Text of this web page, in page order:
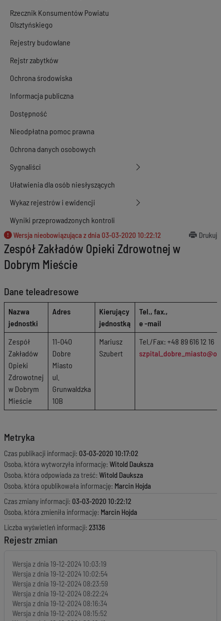
Rzecznik Konsumentów Powiatu
Olsztyńskiego
Rejestry budowlane
Rejstr zabytków
Ochrona środowiska
Informacja publiczna
Dostępność
Nieodpłatna pomoc prawna
Ochrona danych osobowych
Sygnaliści
Ułatwienia dla osób niesłyszących
Wykaz rejestrów i ewidencji
Wyniki przeprowadzonych kontroli
Wersja nieobowiązująca z dnia 03-03-2020 10:22:12 Drukuj
Zespół Zakładów Opieki Zdrowotnej w
Dobrym Mieście
Dane teleadresowe
Nazwa
jednostki
Adres
Kierujący
jednostką
Tel., fax.,
e -mail
Zespół
Zakładów
Opieki
Zdrowotnej
w Dobrym
Mieście
11-040
Dobre
Miasto
ul.
Grunwaldzka
10B
Mariusz
Szubert
Tel./Fax: +48 89 616 12 16
Metryka
Czas publikacji informacji: 03-03-2020 10:17:02
Osoba, która wytworzyła informację: Witold Dauksza
Osoba, która odpowiada za treść: Witold Dauksza
Osoba, która opublikowała informację: Marcin Hojda
Czas zmiany informacji: 03-03-2020 10:22:12
Osoba, która zmieniła informację: Marcin Hojda
Liczba wyświetleń informacji: 23136
Rejestr zmian
Wersja z dnia 19-12-2024 10:03:19
Wersja z dnia 19-12-2024 10:02:54
Wersja z dnia 19-12-2024 08:23:59
Wersja z dnia 19-12-2024 08:22:24
Wersja z dnia 19-12-2024 08:16:34
Wersja z dnia 19-12-2024 08:15:52